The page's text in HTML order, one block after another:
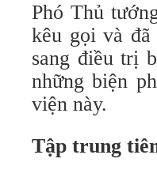
Phó Thủ
kêu gọi và đã
sang điều trị
những biện
viện này.
Tập trung